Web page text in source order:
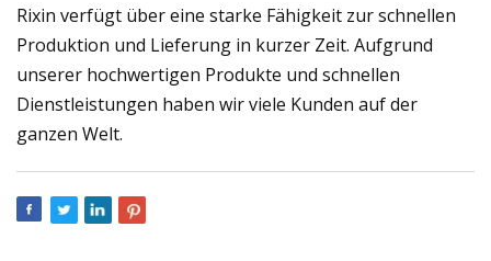
Rixin verfügt über eine starke Fähigkeit zur schnellen
Produktion und Lieferung in kurzer Zeit. Aufgrund
unserer hochwertigen Produkte und schnellen
Dienstleistungen haben wir viele Kunden auf der
ganzen Welt.